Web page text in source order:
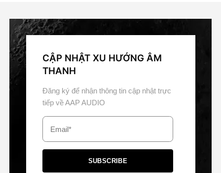
CẬP NHẬT XU HƯỚNG ÂM
THANH
Đăng ký để nhận thông tin cập nhật trực
tiếp về AAP AUDIO
Email*
SUBSCRIBE